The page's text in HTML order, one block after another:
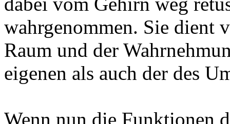
wahrgenommen. Sie dient
Raum und der
eigenen als auch der des
Wenn nun die Funktionen